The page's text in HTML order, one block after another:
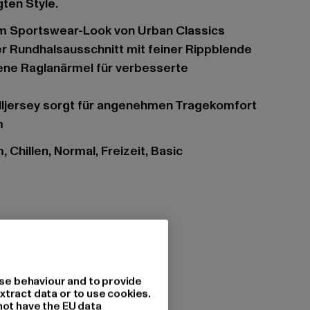
Style.
Sportswear-Look von Urban Classics
Rundhalsausschnitt mit feiner Rippblende
sorgt für angenehmen Tragekomfort
Chillen, Normal, Freizeit, Basic
duskrose
100% Baumwolle
behaviour and to provide
data or to use cookies.
have the EU data